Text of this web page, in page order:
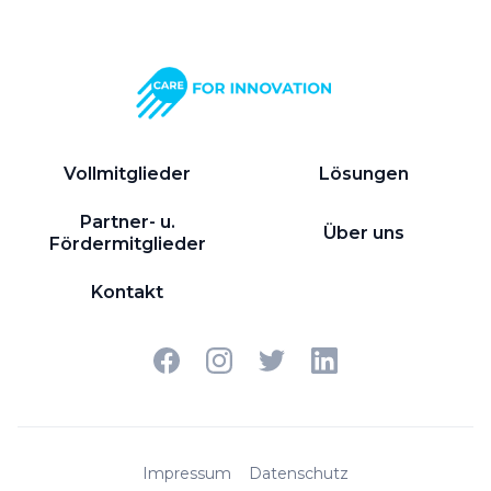
Vollmitglieder Lösungen
Partner- u.
Fördermitglieder
Über uns
Kontakt
Impressum Datenschutz